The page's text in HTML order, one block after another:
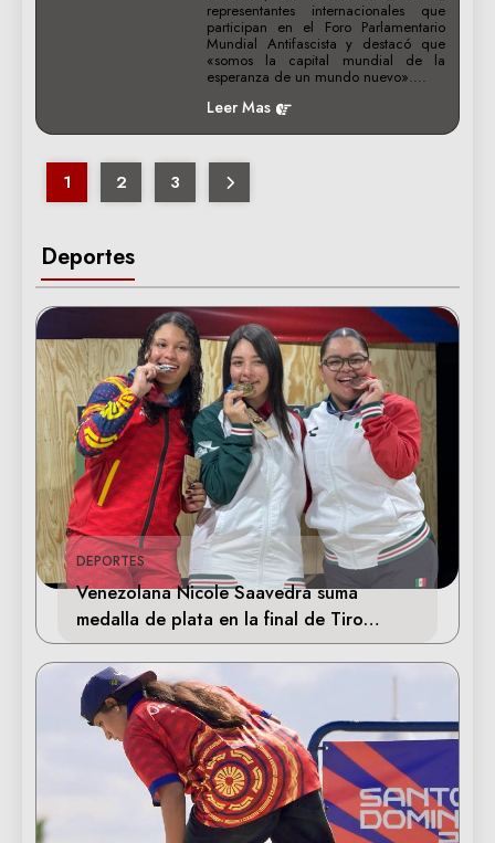
Deportes
DEPORTES
Venezolana Nicole Saavedra suma
medalla de plata en la final de Tiro
Deportivo
representantes internacionales que
participan en el Foro Parlamentario
Mundial Antifascista y destacó que
«somos la capital mundial de la
esperanza de un mundo nuevo»….
Leer Mas
1 2 3